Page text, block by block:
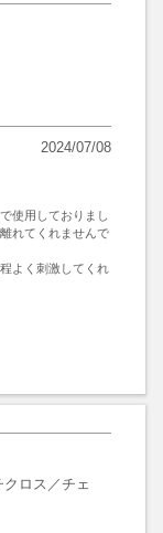
2024/07/08
使用しておりまし
れてくれませんで
よく刺激してくれ
ロス／チェ